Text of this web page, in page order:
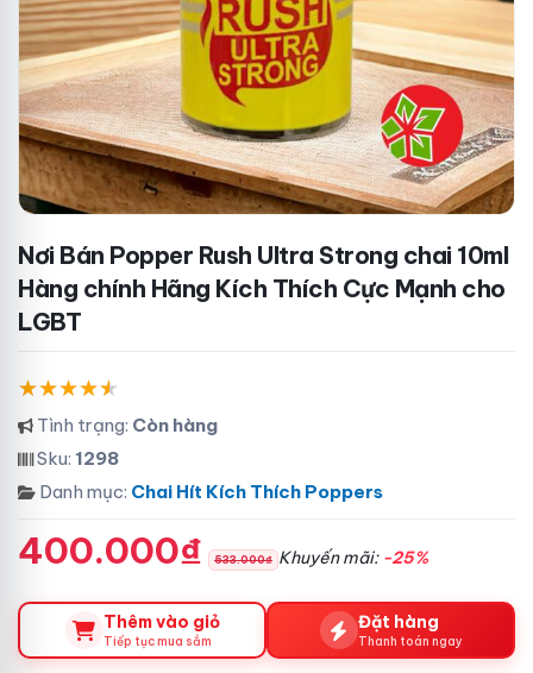
Nơi Bán Popper Rush Ultra Strong chai 10ml
Hàng chính Hãng Kích Thích Cực Mạnh cho
LGBT
Tình trạng: Còn hàng
Sku: 1298
Danh mục: Chai Hít Kích Thích Poppers
400.000₫ 533.000₫ Khuyến mãi: -25%
Thêm vào giỏ
Tiếp tục mua sắm
Đặt hàng
Thanh toán ngay